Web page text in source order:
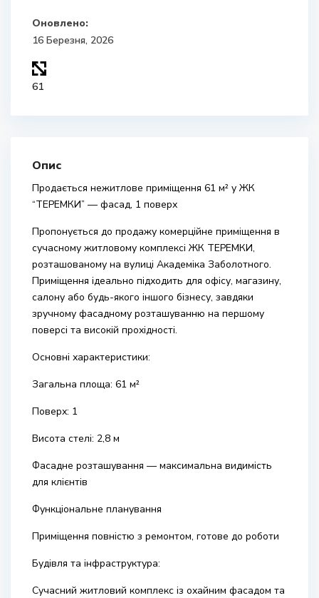
Оновлено:
16 Березня, 2026
61
Опис
Продається нежитлове приміщення 61 м² у ЖК
“ТЕРЕМКИ” — фасад, 1 поверх
Пропонується до продажу комерційне приміщення в
сучасному житловому комплексі ЖК ТЕРЕМКИ,
розташованому на вулиці Академіка Заболотного.
Приміщення ідеально підходить для офісу, магазину,
салону або будь-якого іншого бізнесу, завдяки
зручному фасадному розташуванню на першому
поверсі та високій прохідності.
Основні характеристики:
Загальна площа: 61 м²
Поверх: 1
Висота стелі: 2,8 м
Фасадне розташування — максимальна видимість
для клієнтів
Функціональне планування
Приміщення повністю з ремонтом, готове до роботи
Будівля та інфраструктура:
Сучасний житловий комплекс із охайним фасадом та